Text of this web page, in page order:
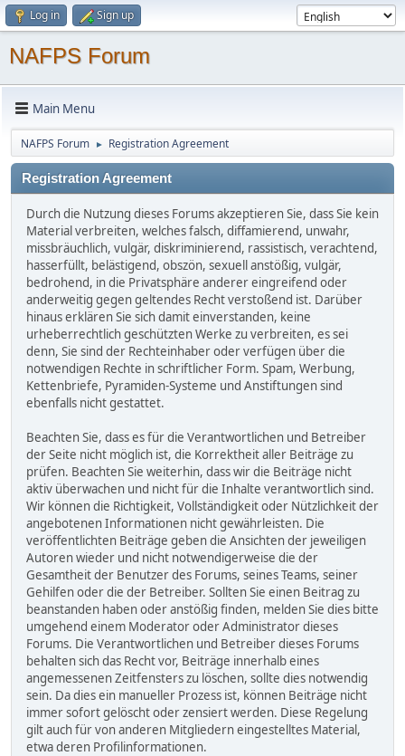
Log in Sign up
NAFPS Forum
Main Menu
NAFPS Forum ► Registration Agreement
Registration Agreement
Durch die Nutzung dieses Forums akzeptieren Sie, dass Sie kein
Material verbreiten, welches falsch, diffamierend, unwahr,
missbräuchlich, vulgär, diskriminierend, rassistisch, verachtend,
hasserfüllt, belästigend, obszön, sexuell anstößig, vulgär,
bedrohend, in die Privatsphäre anderer eingreifend oder
anderweitig gegen geltendes Recht verstoßend ist. Darüber
hinaus erklären Sie sich damit einverstanden, keine
urheberrechtlich geschützten Werke zu verbreiten, es sei
denn, Sie sind der Rechteinhaber oder verfügen über die
notwendigen Rechte in schriftlicher Form. Spam, Werbung,
Kettenbriefe, Pyramiden-Systeme und Anstiftungen sind
ebenfalls nicht gestattet.
Beachten Sie, dass es für die Verantwortlichen und Betreiber
der Seite nicht möglich ist, die Korrektheit aller Beiträge zu
prüfen. Beachten Sie weiterhin, dass wir die Beiträge nicht
aktiv überwachen und nicht für die Inhalte verantwortlich sind.
Wir können die Richtigkeit, Vollständigkeit oder Nützlichkeit der
angebotenen Informationen nicht gewährleisten. Die
veröffentlichten Beiträge geben die Ansichten der jeweiligen
Autoren wieder und nicht notwendigerweise die der
Gesamtheit der Benutzer des Forums, seines Teams, seiner
Gehilfen oder die der Betreiber. Sollten Sie einen Beitrag zu
beanstanden haben oder anstößig finden, melden Sie dies bitte
umgehend einem Moderator oder Administrator dieses
Forums. Die Verantwortlichen und Betreiber dieses Forums
behalten sich das Recht vor, Beiträge innerhalb eines
angemessenen Zeitfensters zu löschen, sollte dies notwendig
sein. Da dies ein manueller Prozess ist, können Beiträge nicht
immer sofort gelöscht oder zensiert werden. Diese Regelung
gilt auch für von anderen Mitgliedern eingestelltes Material,
etwa deren Profilinformationen.